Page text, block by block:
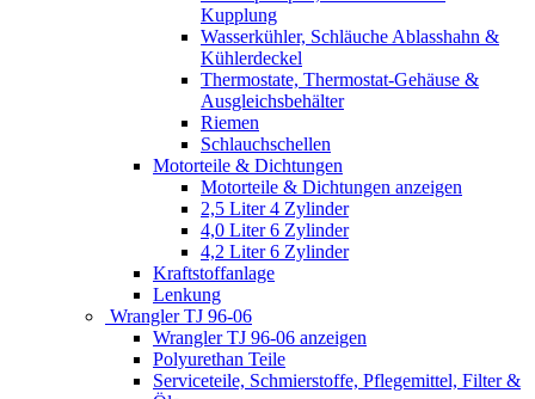
Kupplung
Wasserkühler, Schläuche Ablasshahn &
Kühlerdeckel
Thermostate, Thermostat-Gehäuse &
Ausgleichsbehälter
Riemen
Schlauchschellen
Motorteile & Dichtungen
Motorteile & Dichtungen anzeigen
2,5 Liter 4 Zylinder
4,0 Liter 6 Zylinder
4,2 Liter 6 Zylinder
Kraftstoffanlage
Lenkung
Wrangler TJ 96-06
Wrangler TJ 96-06 anzeigen
Polyurethan Teile
Serviceteile, Schmierstoffe, Pflegemittel, Filter &